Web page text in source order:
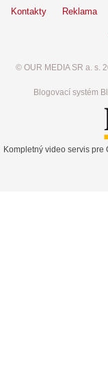
Kontakty Reklama
© OUR MEDIA SR a. s.
Blogovací systém
Kompletný video servis pre